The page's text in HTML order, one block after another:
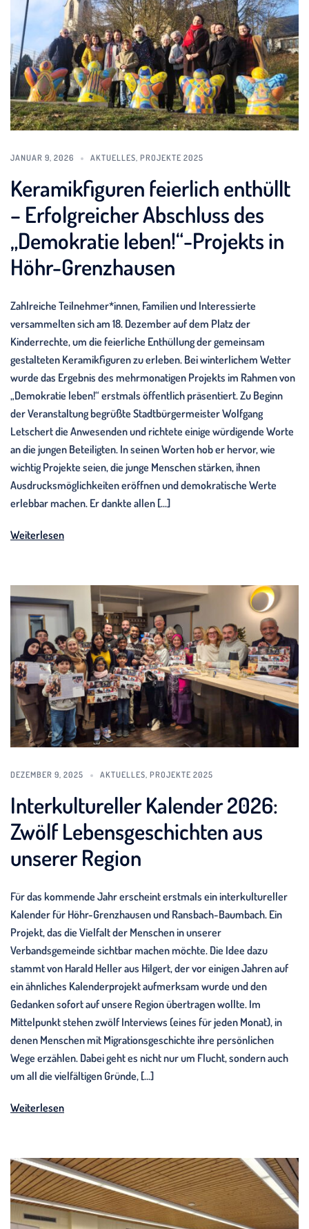
JANUAR 9, 2026 AKTUELLES, PROJEKTE 2025
Keramikfiguren feierlich enthüllt
– Erfolgreicher Abschluss des
„Demokratie leben!“-Projekts in
Höhr-Grenzhausen
Zahlreiche Teilnehmer*innen, Familien und Interessierte
versammelten sich am 18. Dezember auf dem Platz der
Kinderrechte, um die feierliche Enthüllung der gemeinsam
gestalteten Keramikfiguren zu erleben. Bei winterlichem Wetter
wurde das Ergebnis des mehrmonatigen Projekts im Rahmen von
„Demokratie leben!“ erstmals öffentlich präsentiert. Zu Beginn
der Veranstaltung begrüßte Stadtbürgermeister Wolfgang
Letschert die Anwesenden und richtete einige würdigende Worte
an die jungen Beteiligten. In seinen Worten hob er hervor, wie
wichtig Projekte seien, die junge Menschen stärken, ihnen
Ausdrucksmöglichkeiten eröffnen und demokratische Werte
erlebbar machen. Er dankte allen […]
Weiterlesen
DEZEMBER 9, 2025 AKTUELLES, PROJEKTE 2025
Interkultureller Kalender 2026:
Zwölf Lebensgeschichten aus
unserer Region
Für das kommende Jahr erscheint erstmals ein interkultureller
Kalender für Höhr-Grenzhausen und Ransbach-Baumbach. Ein
Projekt, das die Vielfalt der Menschen in unserer
Verbandsgemeinde sichtbar machen möchte. Die Idee dazu
stammt von Harald Heller aus Hilgert, der vor einigen Jahren auf
ein ähnliches Kalenderprojekt aufmerksam wurde und den
Gedanken sofort auf unsere Region übertragen wollte. Im
Mittelpunkt stehen zwölf Interviews (eines für jeden Monat), in
denen Menschen mit Migrationsgeschichte ihre persönlichen
Wege erzählen. Dabei geht es nicht nur um Flucht, sondern auch
um all die vielfältigen Gründe, […]
Weiterlesen